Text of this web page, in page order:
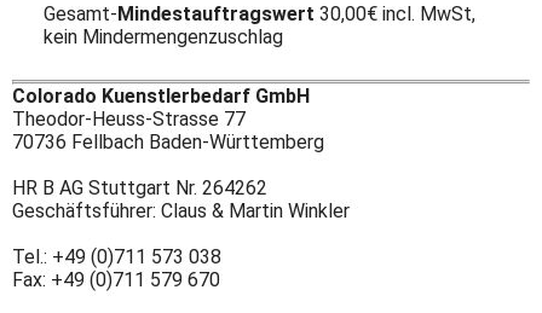
Gesamt-Mindestauftragswert 30,00€ incl. MwSt,
kein Mindermengenzuschlag
Colorado Kuenstlerbedarf GmbH
Theodor-Heuss-Strasse 77
70736 Fellbach Baden-Württemberg
HR B AG Stuttgart Nr. 264262
Geschäftsführer: Claus & Martin Winkler
Tel.: +49 (0)711 573 038
Fax: +49 (0)711 579 670